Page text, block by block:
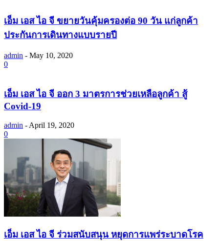
เอ็ม เอส ไอ จี ขยายวันคุ้มครองต่อ 90 วัน แก่ลูกค้า
ประกันการเดินทางแบบรายปี
admin - May 10, 2020
0
เอ็ม เอส ไอ จี ออก 3 มาตรการช่วยเหลือลูกค้า สู้
Covid-19
admin - April 19, 2020
0
เอ็ม เอส ไอ จี ร่วมสนับสนุน หยุดการแพร่ระบาดโรค